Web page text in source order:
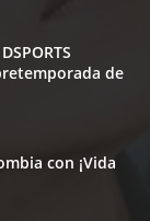
de
con ¡Vida